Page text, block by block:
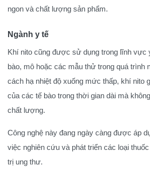
ngon và chất lượng sản phẩm.
Ngành y tế
Khí nito cũng được sử dụng trong lĩnh vực
bào, mô hoặc các mẫu thử trong quá trình
cách hạ nhiệt độ xuống mức thấp, khí nito
của các tế bào trong thời gian dài mà
chất lượng.
Công nghệ này đang ngày càng được áp
việc nghiên cứu và phát triển các loại
trị ung thư.